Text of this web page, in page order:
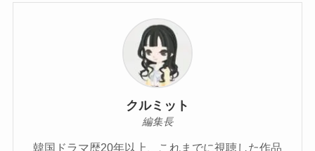
クルミット
編集長
韓国ドラマ歴20年以上、これまでに視聴した作品